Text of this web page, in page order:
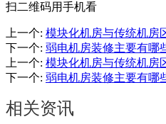
扫二维码用手机看
上一个: 模块化机房与传统机房
下一个: 弱电机房装修主要有哪
上一个: 模块化机房与传统机房
下一个: 弱电机房装修主要有哪
相关资讯